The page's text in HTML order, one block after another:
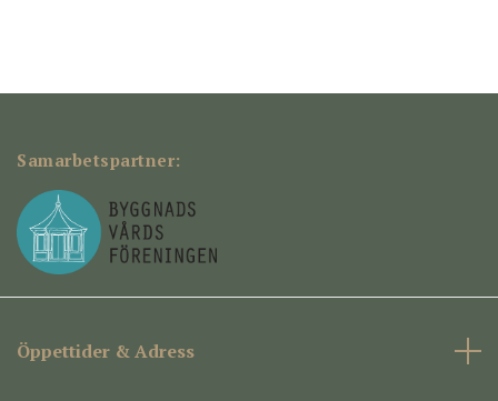
Samarbetspartner:
Öppettider & Adress